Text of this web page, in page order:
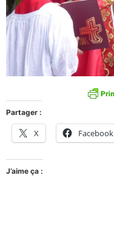
Partager :
X Facebook
J’aime ça :